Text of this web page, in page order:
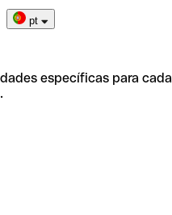
pt
específicas para cada